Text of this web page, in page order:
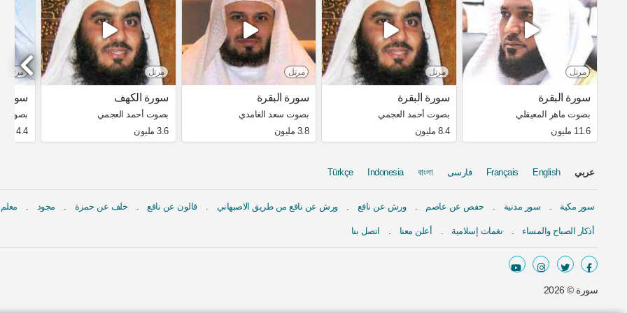
مرتل
سورة البقرة
بصوت ماهر المعيقلي
11.6 مليون
مرتل
سورة البقرة
بصوت أحمد العجمي
8.4 مليون
مرتل
سورة البقرة
بصوت سعد الغامدي
3.8 مليون
مرتل
سورة الكهف
بصوت أحمد العجمي
3.6 مليون
مرتل
سورة
بصوت
4.4 مليون
عربي English
Français فارسی বাংলা
Indonesia
Türkçe
سور مكية سور مدنية حفص عن عاصم ورش عن نافع ورش عن نافع من طريق الاصبهاني قالون عن نافع خلف عن حمزة مجود معلم
أذكار الصباح والمساء نغمات إسلامية أعلن معنا اتصل بنا
سورة © 2026